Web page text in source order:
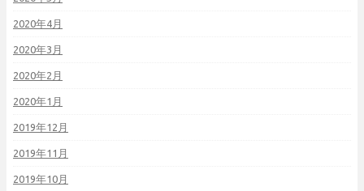
2020年4月
2020年3月
2020年2月
2020年1月
2019年12月
2019年11月
2019年10月